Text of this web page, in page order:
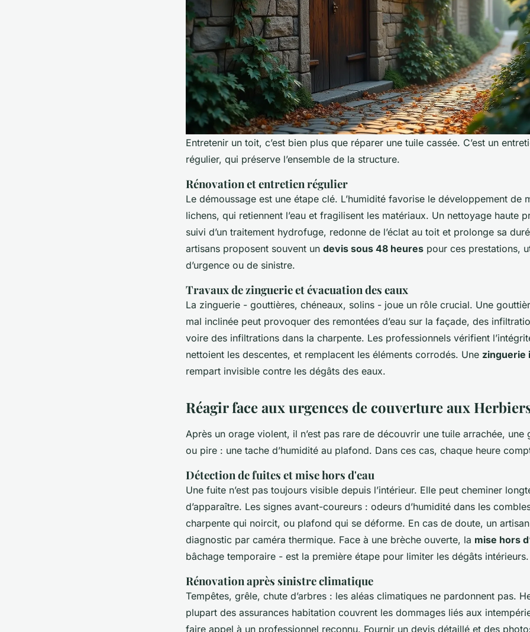
Entretenir un toit, c’est bien plus que réparer une tuile cassée. C’est un
régulier, qui préserve l’ensemble de la structure.
Rénovation et entretien régulier
Le démoussage est une étape clé. L’humidité favorise le développement de
lichens, qui retiennent l’eau et fragilisent les matériaux. Un nettoyage haute
suivi d’un traitement hydrofuge, redonne de l’éclat au toit et prolonge sa
artisans proposent souvent un devis sous 48 heures pour ces prestations,
d’urgence ou de sinistre.
Travaux de zinguerie et évacuation des eaux
La zinguerie - gouttières, chéneaux, solins - joue un rôle crucial. Une
mal inclinée peut provoquer des remontées d’eau sur la façade, des
voire des infiltrations dans la charpente. Les professionnels vérifient
nettoient les descentes, et remplacent les éléments corrodés. Une zinguerie
rempart invisible contre les dégâts des eaux.
Réagir face aux urgences de couverture aux
Après un orage violent, il n’est pas rare de découvrir une tuile arrachée, une
ou pire : une tache d’humidité au plafond. Dans ces cas, chaque heure
Détection de fuites et mise hors d'eau
Une fuite n’est pas toujours visible depuis l’intérieur. Elle peut cheminer
d’apparaître. Les signes avant-coureurs : odeurs d’humidité dans les
charpente qui noircit, ou plafond qui se déforme. En cas de doute, un
diagnostic par caméra thermique. Face à une brèche ouverte, la mise hors
bâchage temporaire - est la première étape pour limiter les dégâts intérieurs.
Rénovation après sinistre climatique
Tempêtes, grêle, chute d’arbres : les aléas climatiques ne pardonnent pas.
plupart des assurances habitation couvrent les dommages liés aux
faire appel à un professionnel reconnu. Fournir un devis détaillé et des